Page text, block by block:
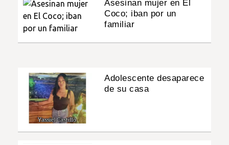
Asesinan mujer en El
Coco; iban por un
familiar
Adolescente desaparece
de su casa